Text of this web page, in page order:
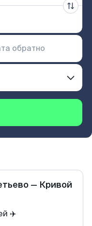
— Кривой
✈️